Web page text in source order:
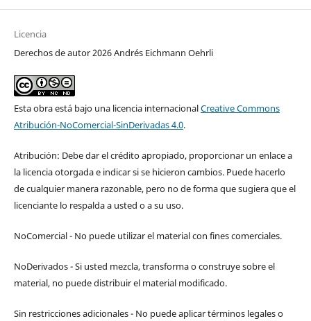
Licencia
Derechos de autor 2026 Andrés Eichmann Oehrli
Esta obra está bajo una licencia internacionalCreative Commons
Atribución-NoComercial-SinDerivadas 4.0.
Atribución: Debe dar el crédito apropiado, proporcionar un enlace a
la licencia otorgada e indicar si se hicieron cambios. Puede hacerlo
de cualquier manera razonable, pero no de forma que sugiera que el
licenciante lo respalda a usted o a su uso.
NoComercial - No puede utilizar el material con fines comerciales.
NoDerivados - Si usted mezcla, transforma o construye sobre el
material, no puede distribuir el material modificado.
Sin restricciones adicionales - No puede aplicar términos legales o